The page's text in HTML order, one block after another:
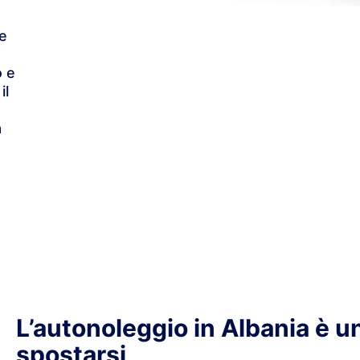
e
L’autonoleggio in Albania è